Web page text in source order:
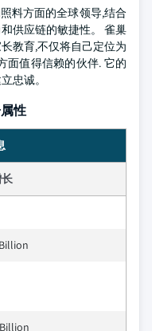
料方面的全球领导,结合
供应链的敏捷性。 雀巢
教育,不仅将自己定位为
面值得信赖的伙伴. 它的
忠诚。
性